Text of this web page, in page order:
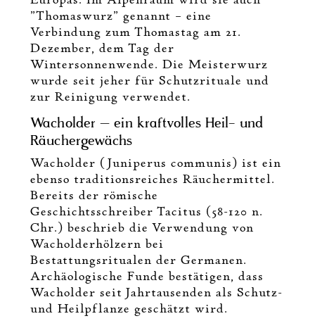
"Thomaswurz" genannt – eine
Verbindung zum Thomastag am 21.
Dezember, dem Tag der
Wintersonnenwende. Die Meisterwurz
wurde seit jeher für Schutzrituale und
zur Reinigung verwendet.
Wacholder – ein kraftvolles Heil- und
Räuchergewächs
Wacholder (Juniperus communis) ist ein
ebenso traditionsreiches Räuchermittel.
Bereits der römische
Geschichtsschreiber Tacitus (58-120 n.
Chr.) beschrieb die Verwendung von
Wacholderhölzern bei
Bestattungsritualen der Germanen.
Archäologische Funde bestätigen, dass
Wacholder seit Jahrtausenden als Schutz-
und Heilpflanze geschätzt wird.